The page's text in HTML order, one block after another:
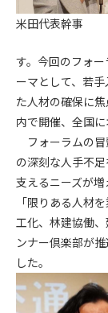
米田代表幹事
す。今回のフォ
ーマとして、若
た人材の確保に
内で開催、全国に
フォーラムの冒
の深刻な人手不
支えるニーズが増
「限りある人材
工化、林建協働
ンナー倶楽部が
した。
第4条（会員審
会員とは、本
後、管理者が
第4条（会員の
1. 管理者は前
の何れかの項
員としての
(1) 会員申し込
(2) 本規約に違
(3) 会員申し込
(4) 会員申込者
理を行わな
(5) その他管理
2. 管理者は承認
当すること
ます。